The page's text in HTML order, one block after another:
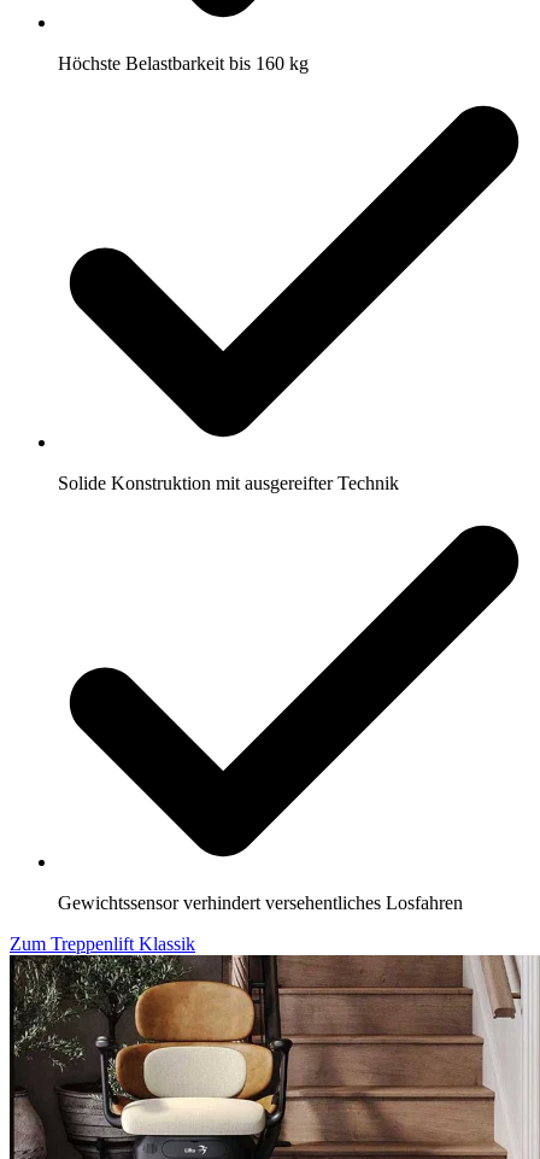
Höchste Belastbarkeit bis 160 kg
Solide Konstruktion mit ausgereifter Technik
Gewichtssensor verhindert versehentliches Losfahren
Zum Treppenlift Klassik